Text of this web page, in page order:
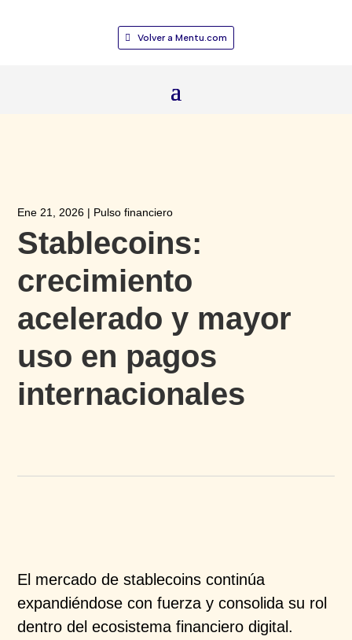
Volver a Mentu.com
Ene 21, 2026 | Pulso financiero
Stablecoins:
crecimiento
acelerado y mayor
uso en pagos
internacionales
El mercado destablecoins continúa
expandiéndose confuerza y consolida su rol
dentro del ecosistemafinanciero digital.